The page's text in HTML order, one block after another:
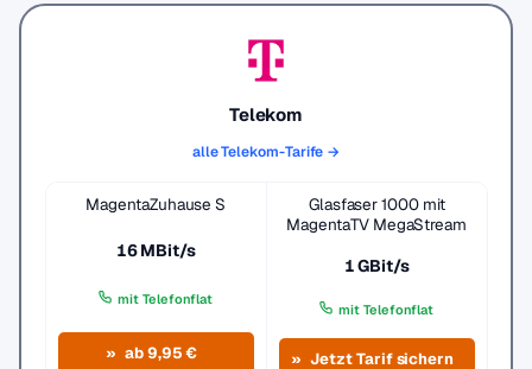
Telekom
alle Telekom-Tarife →
MagentaZuhause S
16 MBit/s
mit Telefonflat
ab 9,95 €
Glasfaser 1000 mit
MagentaTV MegaStream
1 GBit/s
mit Telefonflat
Jetzt Tarif sichern